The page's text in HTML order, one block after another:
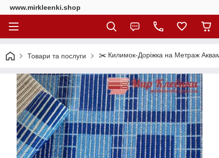
www.mirkleenki.shop
Товари та послуги ✂️ Килимок-Доріжка на Метраж